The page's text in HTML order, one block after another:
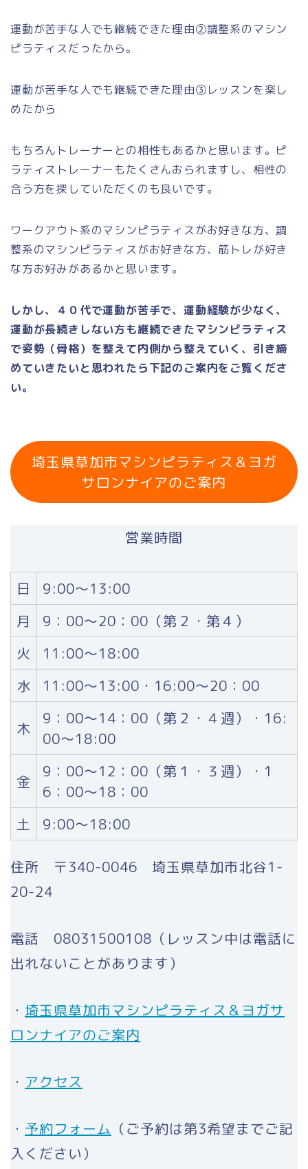
運動が苦手な人でも継続できた理由②調整系のマシン
ピラティスだったから。
運動が苦手な人でも継続できた理由③レッスンを楽し
めたから
もちろんトレーナーとの相性もあるかと思います。ピ
ラティストレーナーもたくさんおられますし、相性の
合う方を探していただくのも良いです。
ワークアウト系のマシンピラティスがお好きな方、調
整系のマシンピラティスがお好きな方、筋トレが好き
な方お好みがあるかと思います。
しかし、４０代で運動が苦手で、運動経験が少なく、
運動が長続きしない方も継続できたマシンピラティス
で姿勢（骨格）を整えて内側から整えていく、引き締
めていきたいと思われたら下記のご案内をご覧くださ
い。
埼玉県草加市マシンピラティス＆ヨガ
サロンナイアのご案内
営業時間
日
9:00～13:00
月
9：00～20：00（第２・第４）
火
11:00～18:00
水
11:00～13:00・16:00～20：00
木
9：00～14：00（第２・４週）・16:
00～18:00
金
9：00～12：00（第１・３週）・1
6：00～18：00
土
9:00～18:00
住所 〒340-0046 埼玉県草加市北谷1-
20-24
電話 08031500108（レッスン中は電話に
出れないことがあります）
・ 埼玉県草加市マシンピラティス＆ヨガサ
ロンナイアのご案内
・ アクセス
・ 予約フォーム （ご予約は第3希望までご記
入ください）